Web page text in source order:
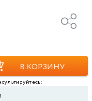
В КОРЗИНУ